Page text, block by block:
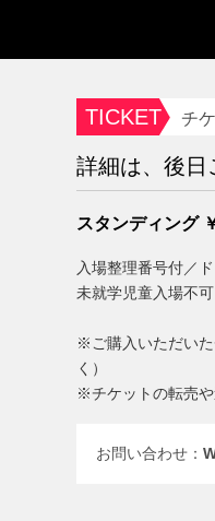
TICKET チ
詳細は、後日
スタンディング
入場整理番号付／
未就学児童入場不可
※ご購入いただい
く）
※チケットの転売や
お問い合わせ：